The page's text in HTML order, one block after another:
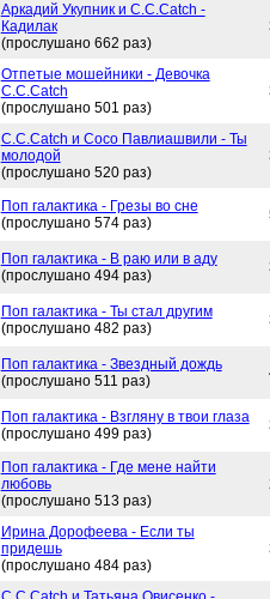
Аркадий Укупник и C.C.Catch -
Кадилак
(прослушано 662 раз)
Отпетые мошейники - Девочка
C.C.Catch
(прослушано 501 раз)
C.C.Catch и Сосо Павлиашвили - Ты
молодой
(прослушано 520 раз)
Поп галактика - Грезы во сне
(прослушано 574 раз)
Поп галактика - В раю или в аду
(прослушано 494 раз)
Поп галактика - Ты стал другим
(прослушано 482 раз)
Поп галактика - Звездный дождь
(прослушано 511 раз)
Поп галактика - Взгляну в твои глаза
(прослушано 499 раз)
Поп галактика - Где мене найти
любовь
(прослушано 513 раз)
Ирина Дорофеева - Если ты
придешь
(прослушано 484 раз)